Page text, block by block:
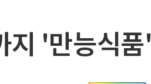
지 '만능식품'